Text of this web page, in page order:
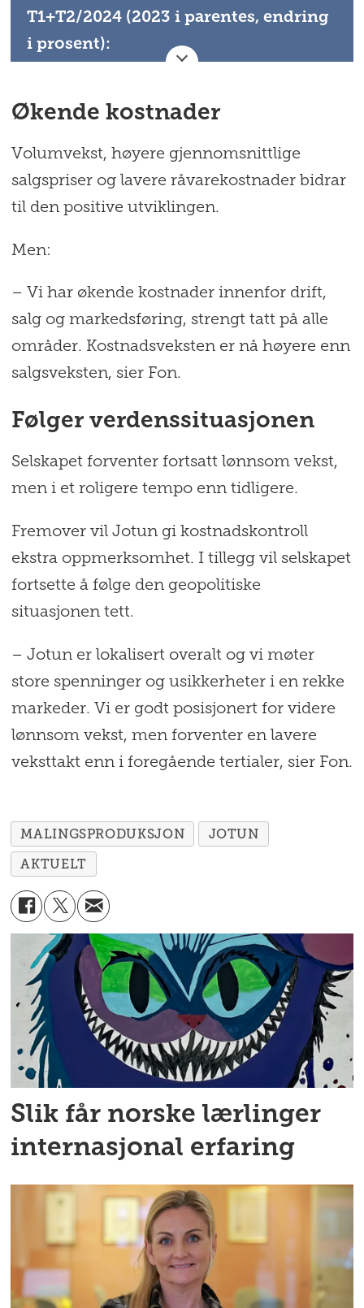
T1+T2/2024 (2023 i parentes, endring
i prosent):
Driftsresultat: 4 865 (4 754) 2 %
Økende kostnader
Volumvekst, høyere gjennomsnittlige
salgspriser og lavere råvarekostnader bidrar
til den positive utviklingen.
Men:
– Vi har økende kostnader innenfor drift,
salg og markedsføring, strengt tatt på alle
områder. Kostnadsveksten er nå høyere enn
salgsveksten, sier Fon.
Følger verdenssituasjonen
Selskapet forventer fortsatt lønnsom vekst,
men i et roligere tempo enn tidligere.
Fremover vil Jotun gi kostnadskontroll
ekstra oppmerksomhet. I tillegg vil selskapet
fortsette å følge den geopolitiske
situasjonen tett.
– Jotun er lokalisert overalt og vi møter
store spenninger og usikkerheter i en rekke
markeder. Vi er godt posisjonert for videre
lønnsom vekst, men forventer en lavere
veksttakt enn i foregående tertialer, sier Fon.
MALINGSPRODUKSJON
JOTUN
AKTUELT
Slik får norske lærlinger
internasjonal erfaring